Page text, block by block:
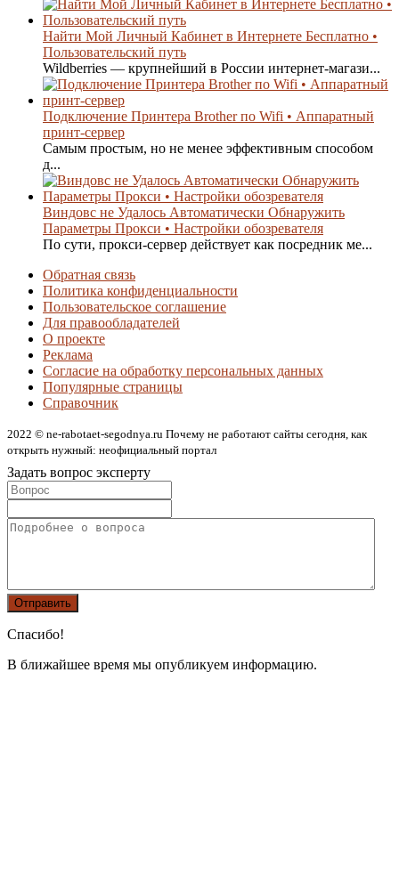
Найти Мой Личный Кабинет в Интернете Бесплатно •
Пользовательский путь
Wildberries — крупнейший в России интернет-магази...
Подключение Принтера Brother по Wifi • Аппаратный
принт-сервер
Самым простым, но не менее эффективным способом
д...
Виндовс не Удалось Автоматически Обнаружить
Параметры Прокси • Настройки обозревателя
По сути, прокси-сервер действует как посредник ме...
Обратная связь
Политика конфиденциальности
Пользовательское соглашение
Для правообладателей
О проекте
Реклама
Согласие на обработку персональных данных
Популярные страницы
Справочник
2022 © ne-rabotaet-segodnya.ru Почему не работают сайты сегодня, как
открыть нужный: неофициальный портал
Задать вопрос эксперту
Спасибо!
В ближайшее время мы опубликуем информацию.